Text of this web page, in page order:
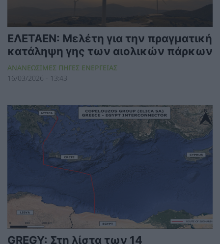
ΕΛΕΤΑΕΝ: Μελέτη για την πραγματική
κατάληψη γης των αιολικών πάρκων
ΑΝΑΝΕΩΣΙΜΕΣ ΠΗΓΕΣ ΕΝΕΡΓΕΙΑΣ
16/03/2026 - 13:43
GREGY: Στη λίστα των 14